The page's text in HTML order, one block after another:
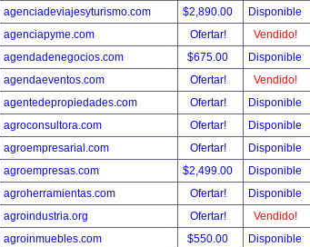
agenciadeviajesyturismo.com
$2,890.00
Disponible
agenciapyme.com
Ofertar!
Vendido!
agendadenegocios.com
$675.00
Disponible
agendaeventos.com
Ofertar!
Vendido!
agentedepropiedades.com
Ofertar!
Disponible
agroconsultora.com
Ofertar!
Disponible
agroempresarial.com
Ofertar!
Disponible
agroempresas.com
$2,499.00
Disponible
agroherramientas.com
Ofertar!
Disponible
agroindustria.org
Ofertar!
Vendido!
agroinmuebles.com
$550.00
Disponible